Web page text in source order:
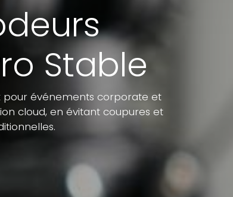
Stable
pour événements corporate et
cloud, en évitant coupures et